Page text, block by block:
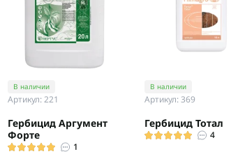
В наличии
Артикул: 221
Гербицид Аргумент
Форте
1
В наличии
Артикул: 369
Гербицид Тотал
4